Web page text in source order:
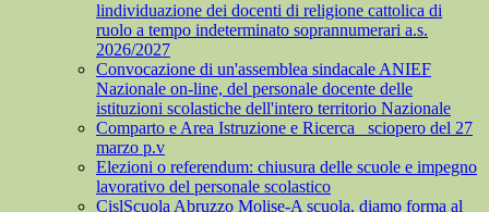
lindividuazione dei docenti di religione cattolica di
ruolo a tempo indeterminato soprannumerari a.s.
2026/2027
Convocazione di un'assemblea sindacale ANIEF
Nazionale on-line, del personale docente delle
istituzioni scolastiche dell'intero territorio Nazionale
Comparto e Area Istruzione e Ricerca_ sciopero del 27
marzo p.v
Elezioni o referendum: chiusura delle scuole e impegno
lavorativo del personale scolastico
CislScuola Abruzzo Molise-A scuola, diamo forma al